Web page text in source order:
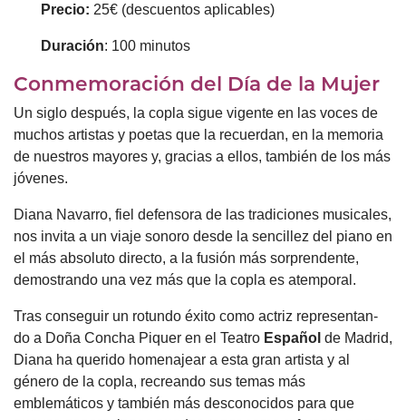
Precio: 25€ (descuentos aplicables)
Duración: 100 minutos
Conmemoración del Día de la Mujer
Un siglo después, la copla sigue vigente en las voces de
muchos artistas y poetas que la recuerdan, en la memoria
de nuestros mayores y, gracias a ellos, también de los más
jóvenes.
Diana Navarro, fiel defensora de las tradiciones musicales,
nos invita a un viaje sonoro desde la sencillez del piano en
el más absoluto directo, a la fusión más sorprendente,
demostrando una vez más que la copla es atemporal.
Tras conseguir un rotundo éxito como actriz representan-
do a Doña Concha Piquer en el Teatro Español de Madrid,
Diana ha querido homenajear a esta gran artista y al
género de la copla, recreando sus temas más
emblemáticos y también más desconocidos para que